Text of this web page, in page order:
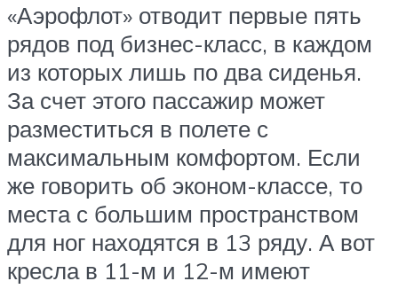
«Аэрофлот» отводит первые пять
рядов под бизнес-класс, в каждом
из которых лишь по два сиденья.
За счет этого пассажир может
разместиться в полете с
максимальным комфортом. Если
же говорить об эконом-классе, то
места с большим пространством
для ног находятся в 13 ряду. А вот
кресла в 11-м и 12-м имеют